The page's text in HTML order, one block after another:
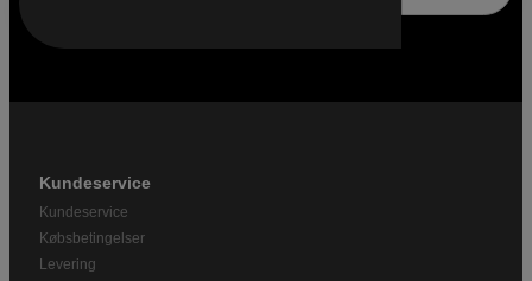
Kundeservice
Kundeservice
Købsbetingelser
Levering